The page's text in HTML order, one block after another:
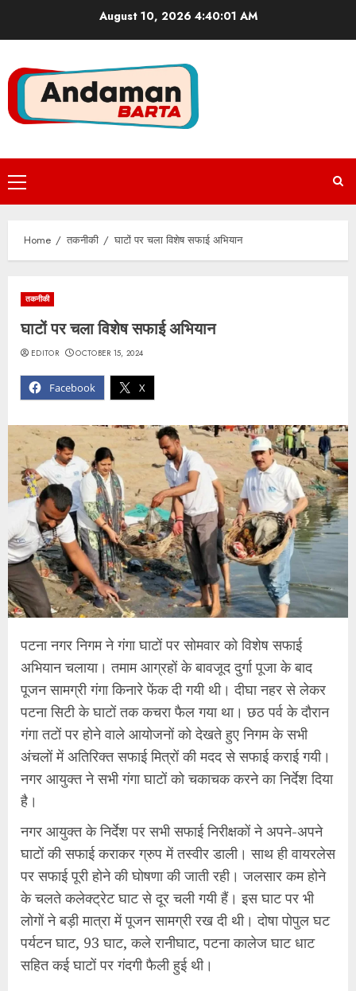
August 10, 2026 4:40:02 AM
Primary
Menu
Home तकनीकी घाटों पर चला विशेष सफाई अभियान
तकनीकी
घाटों पर चला विशेष सफाई अभियान
Facebook X
EDITOR OCTOBER 15, 2024
पटना नगर निगम ने गंगा घाटों पर सोमवार को विशेष सफाई
अभियान चलाया। तमाम आग्रहों के बावजूद दुर्गा पूजा के बाद
पूजन सामग्री गंगा किनारे फेंक दी गयी थी। दीघा नहर से लेकर
पटना सिटी के घाटों तक कचरा फैल गया था। छठ पर्व के दौरान
गंगा तटों पर होने वाले आयोजनों को देखते हुए निगम के सभी
अंचलों में अतिरिक्त सफाई मित्रों की मदद से सफाई कराई गयी।
नगर आयुक्त ने सभी गंगा घाटों को चकाचक करने का निर्देश दिया
है।
नगर आयुक्त के निर्देश पर सभी सफाई निरीक्षकों ने अपने-अपने
घाटों की सफाई कराकर ग्रुप में तस्वीर डाली। साथ ही वायरलेस
पर सफाई पूरी होने की घोषणा की जाती रही। जलसार कम होने
के चलते कलेक्ट्रेट घाट से दूर चली गयी हैं। इस घाट पर भी
लोगों ने बड़ी मात्रा में पूजन सामग्री रख दी थी। दोषा पोपुल घट
पर्यटन घाट, 93 घाट, कले रानीघाट, पटना कालेज घाट धाट
सहित कई घाटों पर गंदगी फैली हुई थी।